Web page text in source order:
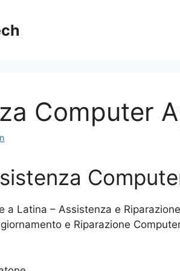
Computer
a Latina – Assistenza e
e Riparazione